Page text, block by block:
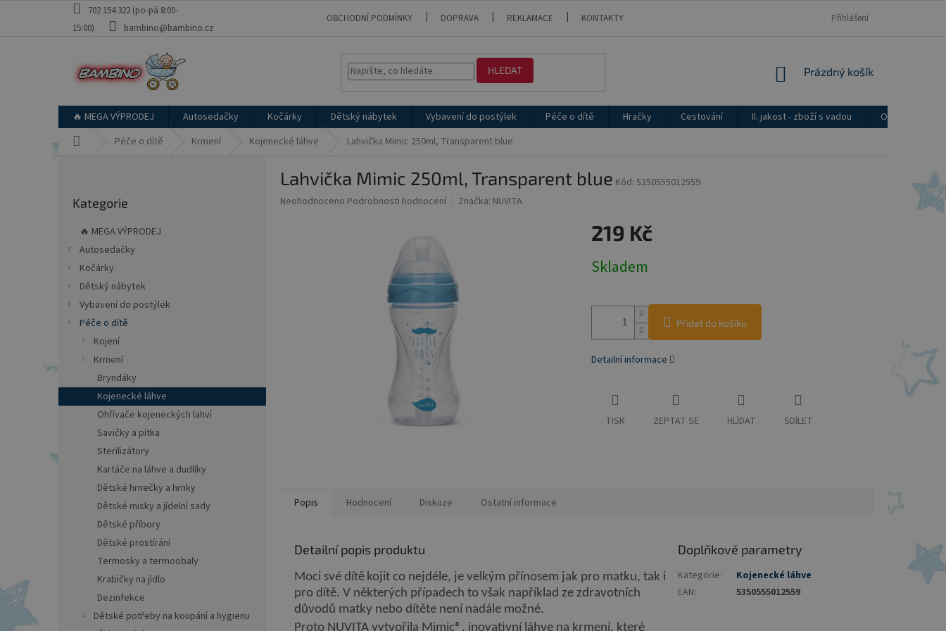
702 154 322 (po-pá 8:00-
15:00)
bambino@bambino.cz
OBCHODNÍ PODMÍNKY DOPRAVA REKLAMACE KONTAKTY Přihlášení
HLEDAT
NÁKUPNÍ
Prázdný košík
🔥 MEGA VÝPRODEJ Autosedačky Kočárky Dětský nábytek Vybavení do postýlek Péče o dítě Hračky Cestování II. jakost - zboží s vadou
Ostatní
Péče o dítě Krmení Kojenecké láhve Lahvička Mimic 250ml, Transparent blue
kategorie
Kategorie
🔥 MEGA VÝPRODEJ
Autosedačky
Kočárky
Dětský nábytek
Vybavení do postýlek
Péče o dítě
Kojení
Krmení
Bryndáky
Kojenecké láhve
Ohřívače kojeneckých lahví
Savičky a pítka
Sterilizátory
Kartáče na láhve a dudlíky
Dětské hrnečky a hrnky
Dětské misky a jídelní sady
Dětské příbory
Dětské prostírání
Termosky a termoobaly
Krabičky na jídlo
Dezinfekce
Dětské potřeby na koupání a hygienu
Lahvička Mimic 250ml, Transparent blue Kód: 5350555012559
Průměrné
Neohodnoceno Podrobnosti hodnocení Značka: NUVITA
219 Kč
cena:
Skladem
Přidat do košíku
Detailní informace
TISK ZEPTAT SE HLÍDAT SDÍLET
Popis Hodnocení Diskuze Ostatní informace
Detailní popis produktu
Moci své dítě kojit co nejdéle, je velkým přínosem jak pro matku, tak i
pro dítě. V některých případech to však například ze zdravotních
důvodů matky nebo dítěte není nadále možné.
Proto NUVITA vytvořila Mimic®, inovativní láhve na krmení, které
Doplňkové parametry
Kategorie:
Kojenecké láhve
EAN: 5350555012559